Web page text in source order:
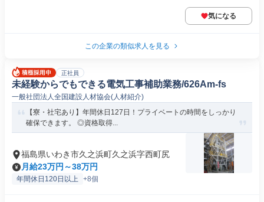
気になる
この企業の類似求人を見る
正社員
未経験からでもできる電気工事補助業務/626Am-fs
一般社団法人全国建設人材協会(人材紹介)
【寮・社宅あり】年間休日127日！プライベートの時間をしっかり
確保できます。 ◎資格取得...
福島県いわき市久之浜町久之浜字西町尻
月給23万円～38万円
年間休日120日以上 +8個